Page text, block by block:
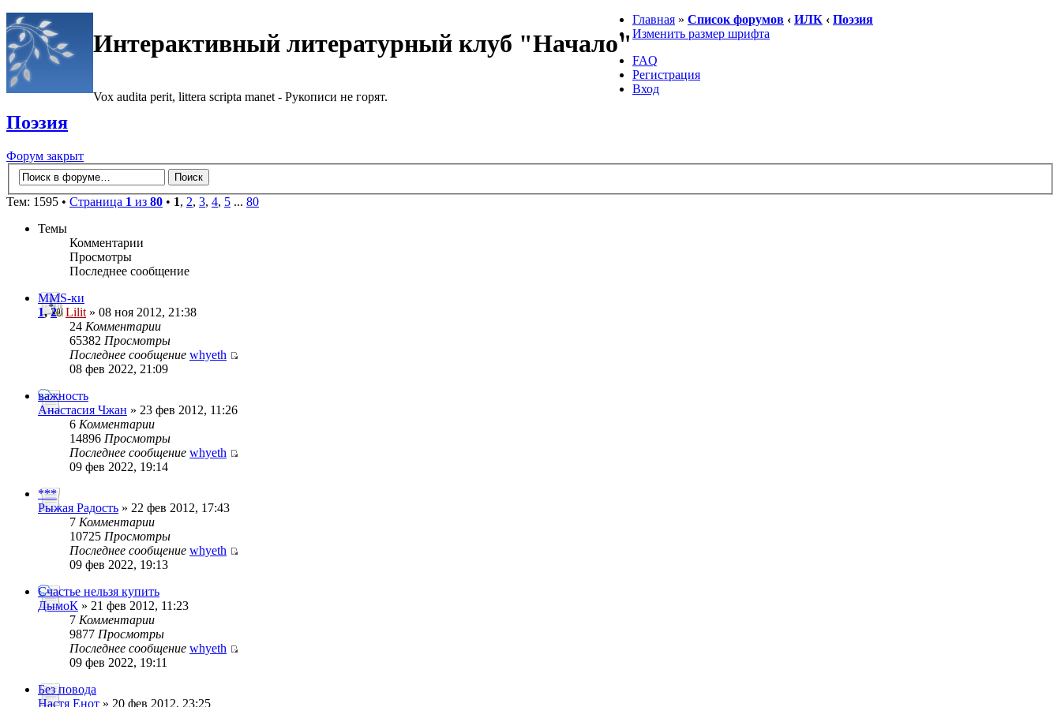
Интерактивный литературный клуб "Начало"
Vox audita perit, littera scripta manet - Рукописи не горят.
Главная » Список форумов ‹ ИЛК ‹ Поэзия
Изменить размер шрифта
FAQ
Регистрация
Вход
Поэзия
Форум закрыт
Тем: 1595 • Страница 1 из 80 • 1, 2, 3, 4, 5 ... 80
Темы
Комментарии
Просмотры
Последнее сообщение
MMS-ки
1,2 Lilit» 08 ноя 2012, 21:38
24 Комментарии
65382 Просмотры
Последнее сообщение whyeth
08 фев 2022, 21:09
важность
Анастасия Чжан » 23 фев 2012, 11:26
6 Комментарии
14896 Просмотры
Последнее сообщение whyeth
09 фев 2022, 19:14
***
Рыжая Радость » 22 фев 2012, 17:43
7 Комментарии
10725 Просмотры
Последнее сообщение whyeth
09 фев 2022, 19:13
Счастье нельзя купить
ДымоК » 21 фев 2012, 11:23
7 Комментарии
9877 Просмотры
Последнее сообщение whyeth
09 фев 2022, 19:11
Без повода
Настя Енот » 20 фев 2012, 23:25